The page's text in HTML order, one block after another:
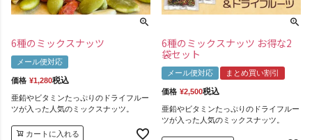
6種のミックスナッツ
メール便対応
価格 ¥1,280税込
亜鉛やビタミンたっぷりのドライフルー
ツが入った人気のミックスナッツ。
カートに入れる
6種のミックスナッツ お得な2
袋セット
メール便対応 まとめ買い割引
価格 ¥2,500税込
亜鉛やビタミンたっぷりのドライフルー
ツが入った人気のミックスナッツ。